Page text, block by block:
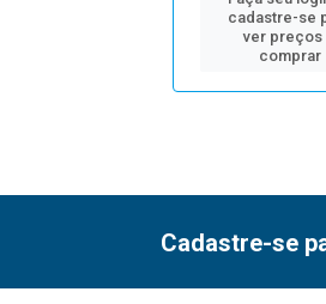
cadastre-se
ver preços
comprar
Cadastre-se